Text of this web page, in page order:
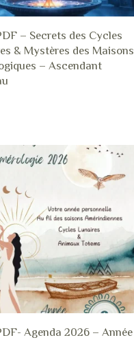
– Secrets des Cycles
& Mystères des Maisons
– Ascendant
Agenda 2026 – Année